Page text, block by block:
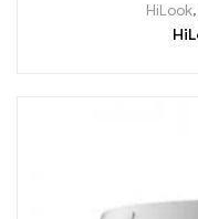
HiLook,